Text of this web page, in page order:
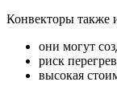
Конвекторы также
они могут
риск
высокая